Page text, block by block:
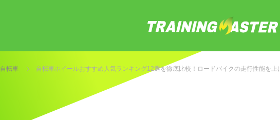
自転車 自転車ホイールおすすめ人気ランキング12選を徹底比較！ロードバイクの走行性能を